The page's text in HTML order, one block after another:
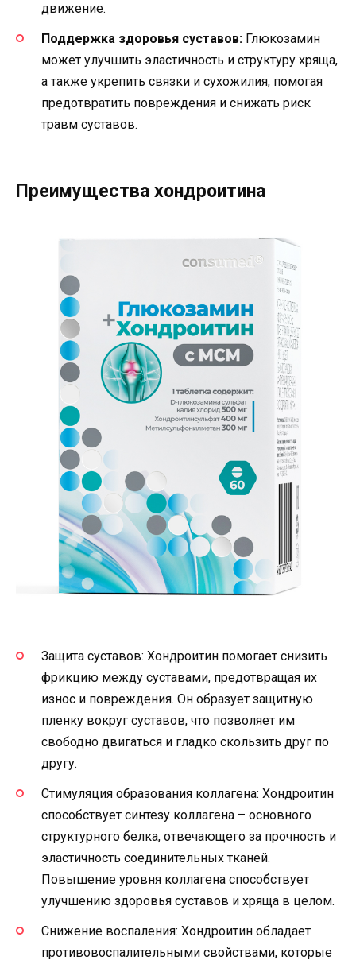
движение.
Поддержка здоровья суставов: Глюкозамин
может улучшить эластичность и структуру хряща,
а также укрепить связки и сухожилия, помогая
предотвратить повреждения и снижать риск
травм суставов.
Преимущества хондроитина
Защита суставов: Хондроитин помогает снизить
фрикцию между суставами, предотвращая их
износ и повреждения. Он образует защитную
пленку вокруг суставов, что позволяет им
свободно двигаться и гладко скользить друг по
другу.
Стимуляция образования коллагена: Хондроитин
способствует синтезу коллагена – основного
структурного белка, отвечающего за прочность и
эластичность соединительных тканей.
Повышение уровня коллагена способствует
улучшению здоровья суставов и хряща в целом.
Снижение воспаления: Хондроитин обладает
противовоспалительными свойствами, которые